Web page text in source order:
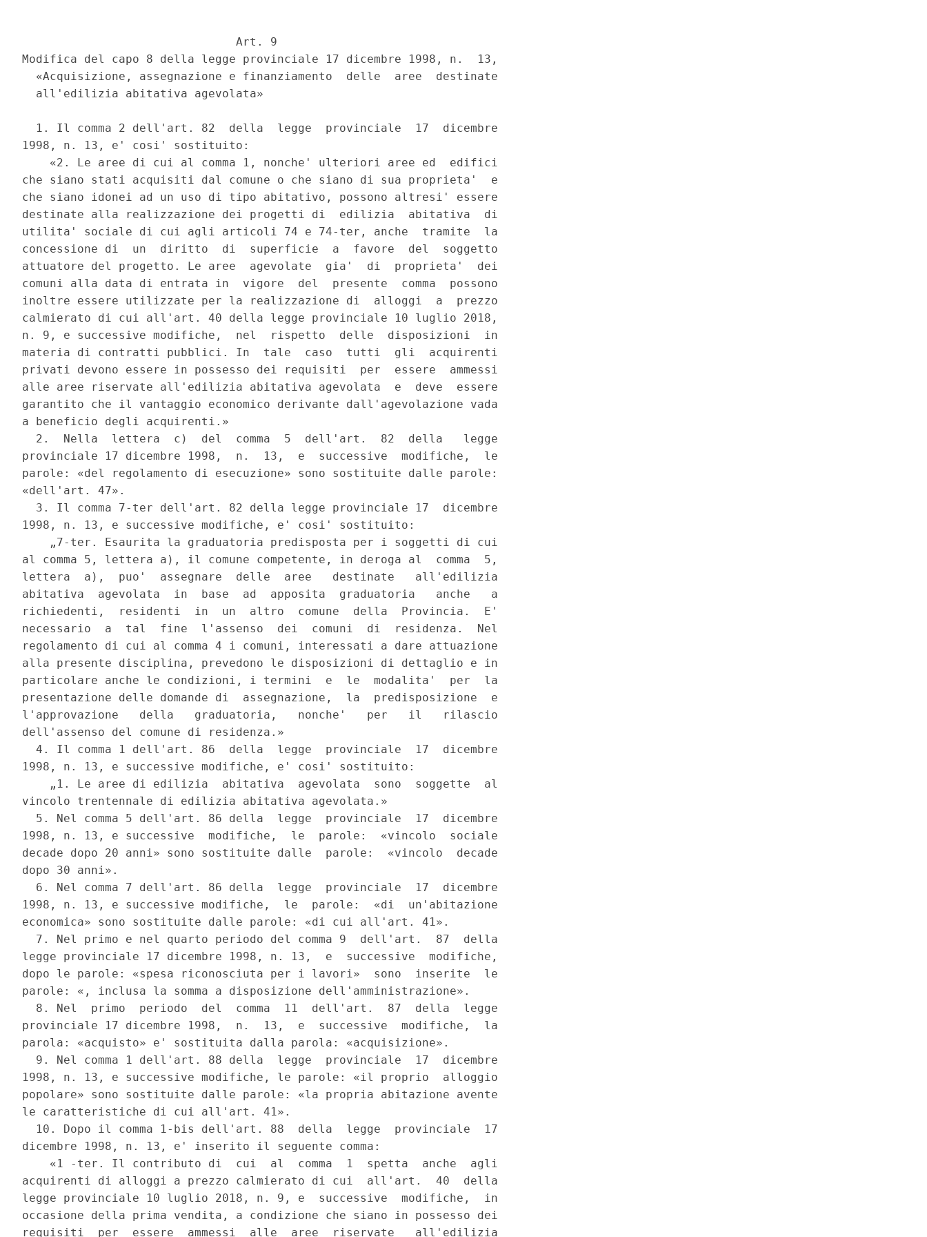
                               Art. 9
Modifica del capo 8 della legge provinciale 17 dicembre 1998, n.  13,
  «Acquisizione, assegnazione e finanziamento  delle  aree  destinate
  all'edilizia abitativa agevolata»
  1. Il comma 2 dell'art. 82  della  legge  provinciale  17  dicembre
1998, n. 13, e' cosi' sostituito:
    «2. Le aree di cui al comma 1, nonche' ulteriori aree ed  edifici
che siano stati acquisiti dal comune o che siano di sua proprieta'  e
che siano idonei ad un uso di tipo abitativo, possono altresi' essere
destinate alla realizzazione dei progetti di  edilizia  abitativa  di
utilita' sociale di cui agli articoli 74 e 74-ter, anche  tramite  la
concessione di  un  diritto  di  superficie  a  favore  del  soggetto
attuatore del progetto. Le aree  agevolate  gia'  di  proprieta'  dei
comuni alla data di entrata in  vigore  del  presente  comma  possono
inoltre essere utilizzate per la realizzazione di  alloggi  a  prezzo
calmierato di cui all'art. 40 della legge provinciale 10 luglio 2018,
n. 9, e successive modifiche,  nel  rispetto  delle  disposizioni  in
materia di contratti pubblici. In  tale  caso  tutti  gli  acquirenti
privati devono essere in possesso dei requisiti  per  essere  ammessi
alle aree riservate all'edilizia abitativa agevolata  e  deve  essere
garantito che il vantaggio economico derivante dall'agevolazione vada
a beneficio degli acquirenti.»
  2.  Nella  lettera  c)  del  comma  5  dell'art.  82  della   legge
provinciale 17 dicembre 1998,  n.  13,  e  successive  modifiche,  le
parole: «del regolamento di esecuzione» sono sostituite dalle parole:
«dell'art. 47».
  3. Il comma 7-ter dell'art. 82 della legge provinciale 17  dicembre
1998, n. 13, e successive modifiche, e' cosi' sostituito:
    „7-ter. Esaurita la graduatoria predisposta per i soggetti di cui
al comma 5, lettera a), il comune competente, in deroga al  comma  5,
lettera  a),  puo'  assegnare  delle  aree   destinate   all'edilizia
abitativa  agevolata  in  base  ad  apposita  graduatoria   anche   a
richiedenti,  residenti  in  un  altro  comune  della  Provincia.  E'
necessario  a  tal  fine  l'assenso  dei  comuni  di  residenza.  Nel
regolamento di cui al comma 4 i comuni, interessati a dare attuazione
alla presente disciplina, prevedono le disposizioni di dettaglio e in
particolare anche le condizioni, i termini  e  le  modalita'  per  la
presentazione delle domande di  assegnazione,  la  predisposizione  e
l'approvazione   della   graduatoria,   nonche'   per   il   rilascio
dell'assenso del comune di residenza.»
  4. Il comma 1 dell'art. 86  della  legge  provinciale  17  dicembre
1998, n. 13, e successive modifiche, e' cosi' sostituito:
    „1. Le aree di edilizia  abitativa  agevolata  sono  soggette  al
vincolo trentennale di edilizia abitativa agevolata.»
  5. Nel comma 5 dell'art. 86 della  legge  provinciale  17  dicembre
1998, n. 13, e successive  modifiche,  le  parole:  «vincolo  sociale
decade dopo 20 anni» sono sostituite dalle  parole:  «vincolo  decade
dopo 30 anni».
  6. Nel comma 7 dell'art. 86 della  legge  provinciale  17  dicembre
1998, n. 13, e successive modifiche,  le  parole:  «di  un'abitazione
economica» sono sostituite dalle parole: «di cui all'art. 41».
  7. Nel primo e nel quarto periodo del comma 9  dell'art.  87  della
legge provinciale 17 dicembre 1998, n. 13,  e  successive  modifiche,
dopo le parole: «spesa riconosciuta per i lavori»  sono  inserite  le
parole: «, inclusa la somma a disposizione dell'amministrazione».
  8. Nel  primo  periodo  del  comma  11  dell'art.  87  della  legge
provinciale 17 dicembre 1998,  n.  13,  e  successive  modifiche,  la
parola: «acquisto» e' sostituita dalla parola: «acquisizione».
  9. Nel comma 1 dell'art. 88 della  legge  provinciale  17  dicembre
1998, n. 13, e successive modifiche, le parole: «il proprio  alloggio
popolare» sono sostituite dalle parole: «la propria abitazione avente
le caratteristiche di cui all'art. 41».
  10. Dopo il comma 1-bis dell'art. 88  della  legge  provinciale  17
dicembre 1998, n. 13, e' inserito il seguente comma:
    «1 -ter. Il contributo di  cui  al  comma  1  spetta  anche  agli
acquirenti di alloggi a prezzo calmierato di cui  all'art.  40  della
legge provinciale 10 luglio 2018, n. 9, e  successive  modifiche,  in
occasione della prima vendita, a condizione che siano in possesso dei
requisiti  per  essere  ammessi  alle  aree  riservate   all'edilizia